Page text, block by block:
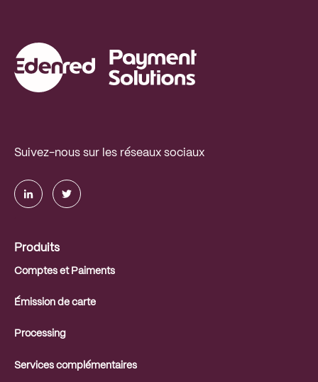
Suivez-nous sur les réseaux sociaux
Produits
Comptes et Paiments
Émission de carte
Processing
Services complémentaires